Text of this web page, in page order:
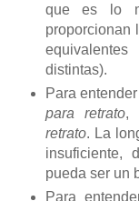
que es lo
proporcionan
distintas).
Para
para retrato,
retrato. La
insuficiente,
pueda ser un
Para